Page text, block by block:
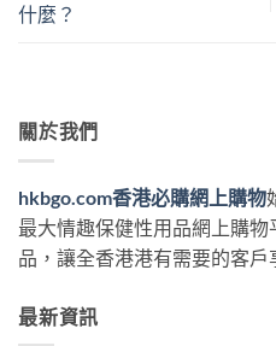
什麼？
關於我們
hkbgo.com香港必購網上購物
最大情趣保健性用品網上購
品，讓全香港港有需要的客戶
最新資訊